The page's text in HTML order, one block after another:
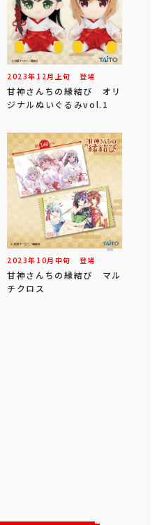
2023年 12 月 上旬 登場
甘神さんちの縁結び オリ
ジナルぬいぐるみvol.1
2023年 10月 中旬 登場
甘神さんちの縁結び マル
チクロス